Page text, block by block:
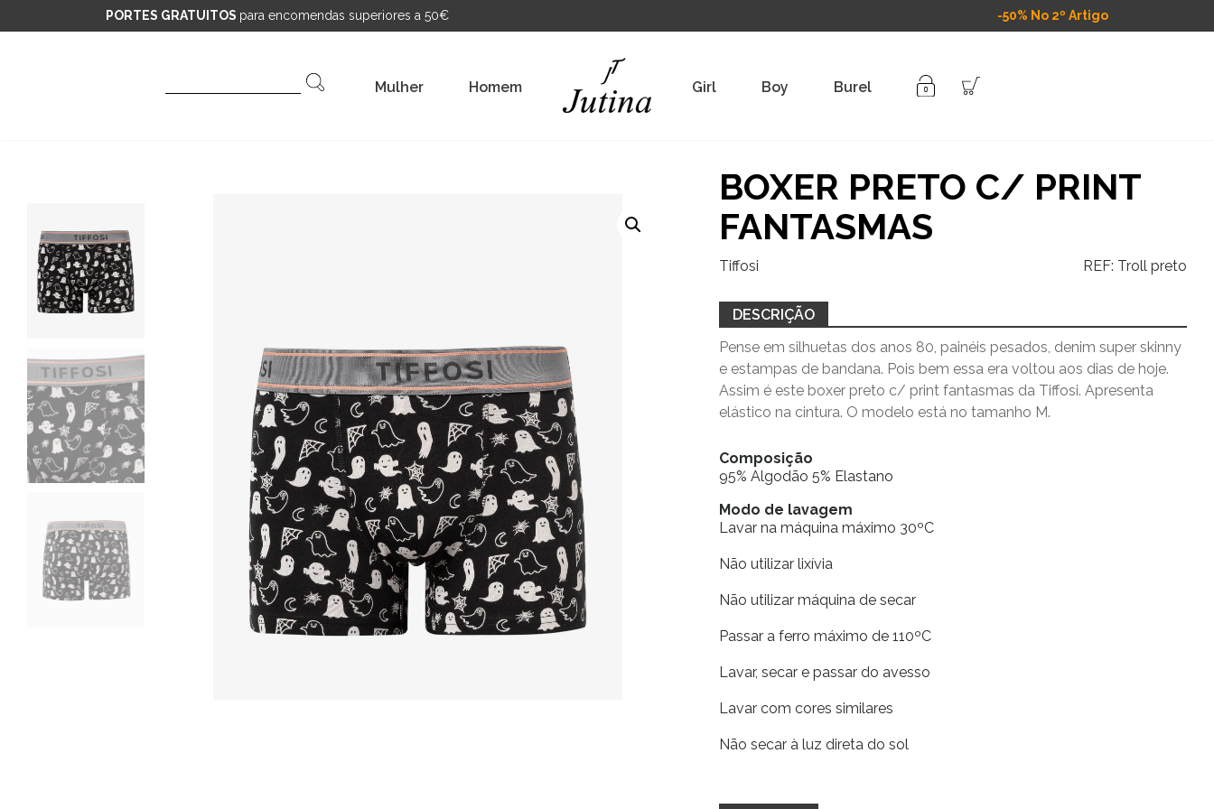
PORTES GRATUITOS para encomendas superiores a 50€ -50% No 2º Artigo
Mulher Homem Girl Boy Burel
BOXER PRETO C/ PRINT
FANTASMAS
Tiffosi REF: Troll preto
DESCRIÇÃO
Pense em silhuetas dos anos 80, painéis pesados, denim super skinny
e estampas de bandana. Pois bem essa era voltou aos dias de hoje.
Assim é este boxer preto c/ print fantasmas da Tiffosi. Apresenta
elástico na cintura. O modelo está no tamanho M.
Composição
95% Algodão 5% Elastano
Modo de lavagem
Lavar na máquina máximo 30ºC
Não utilizar lixívia
Não utilizar máquina de secar
Passar a ferro máximo de 110ºC
Lavar, secar e passar do avesso
Lavar com cores similares
Não secar à luz direta do sol